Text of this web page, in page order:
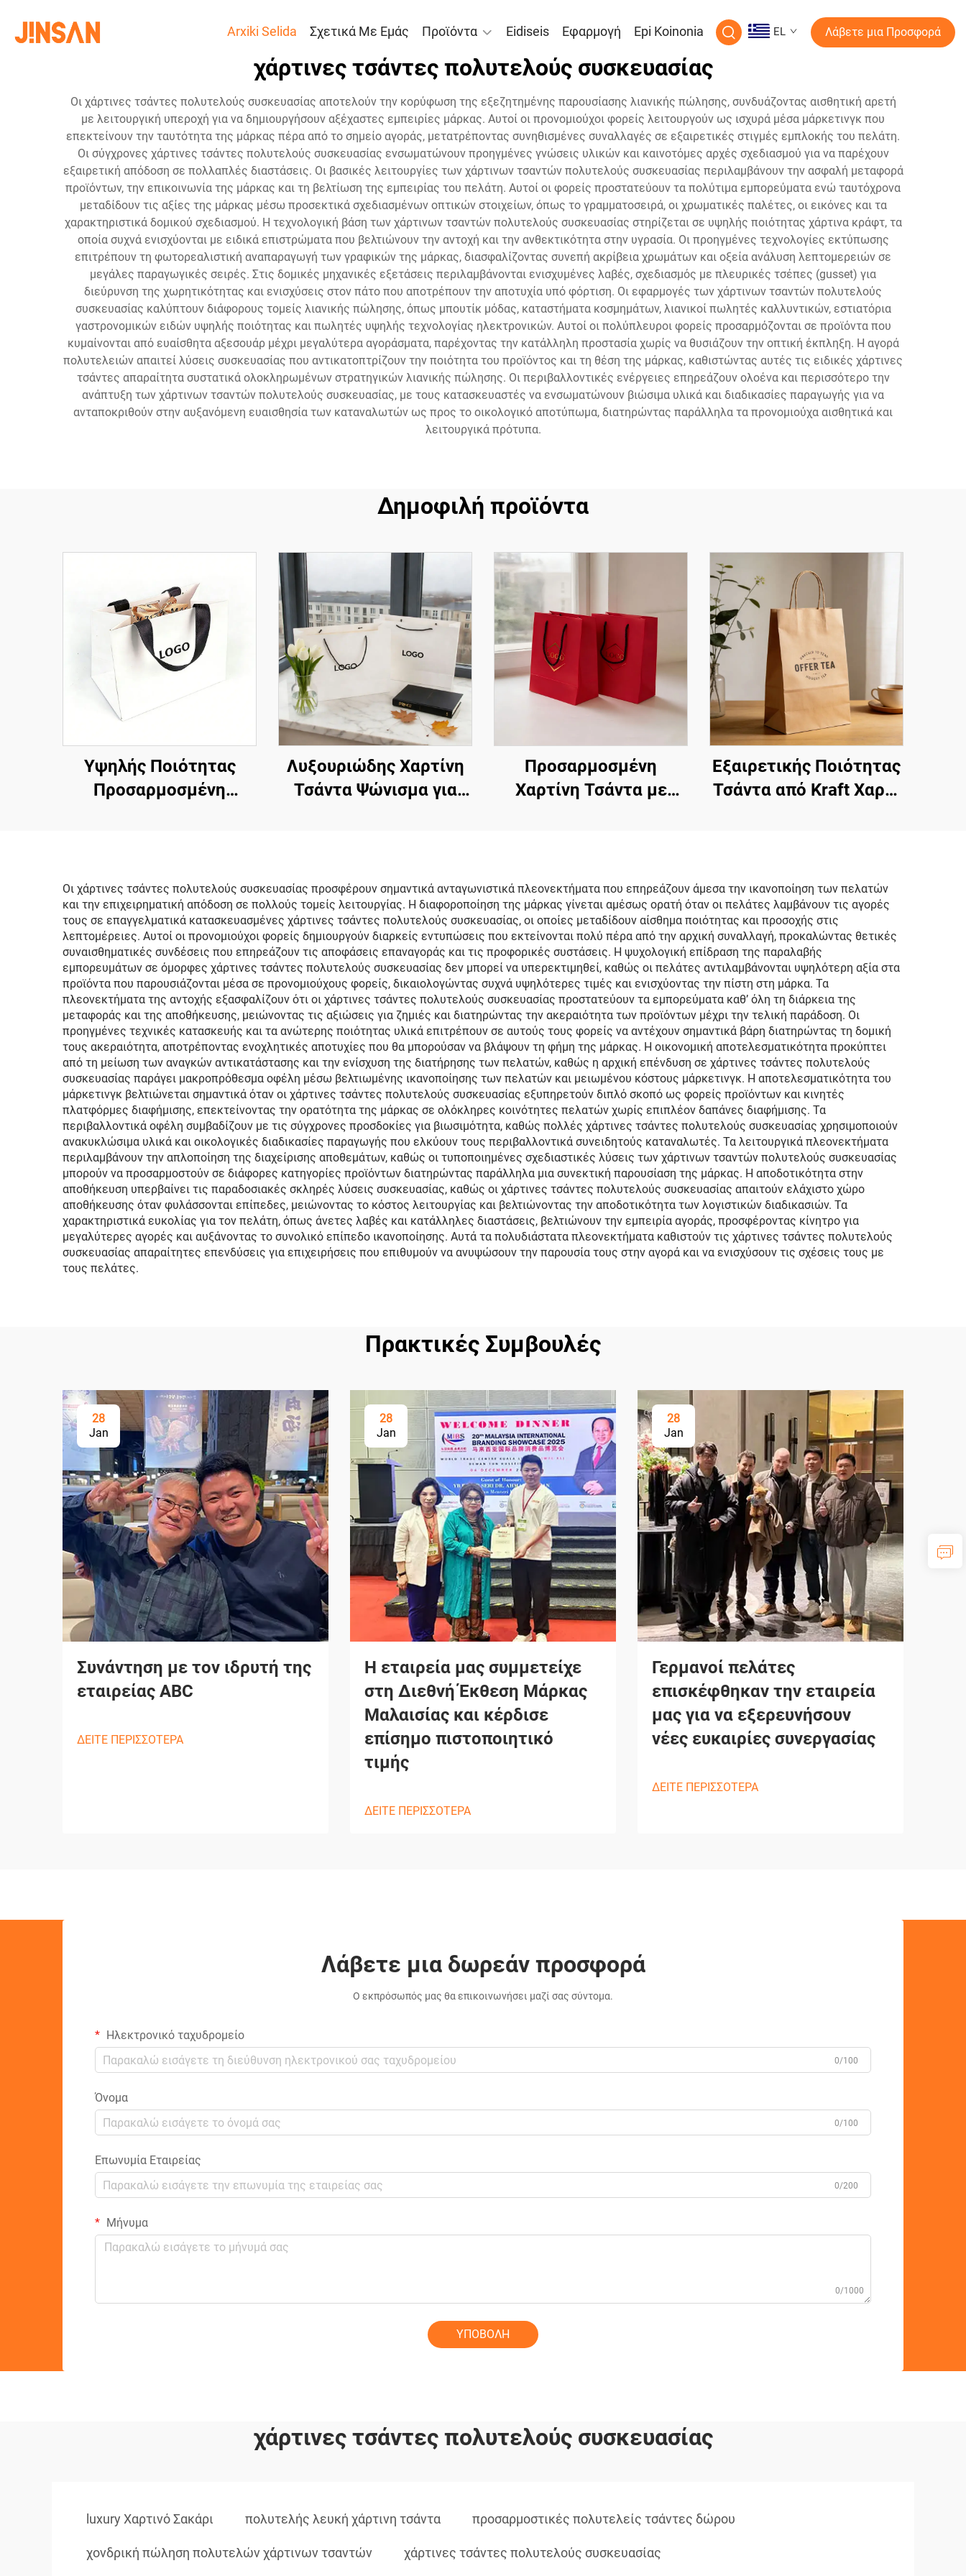
Arxiki Selida Σχετικά Με Εμάς Προϊόντα Eidiseis Εφαρμογή Epi Koinonia EL Λάβετε μια Προσφορά
χάρτινες τσάντες πολυτελούς συσκευασίας
Οι χάρτινες τσάντες πολυτελούς συσκευασίας αποτελούν την κορύφωση της εξεζητημένης παρουσίασης λιανικής πώλησης, συνδυάζοντας αισθητική αρετή
με λειτουργική υπεροχή για να δημιουργήσουν αξέχαστες εμπειρίες μάρκας. Αυτοί οι προνομιούχοι φορείς λειτουργούν ως ισχυρά μέσα μάρκετινγκ που
επεκτείνουν την ταυτότητα της μάρκας πέρα από το σημείο αγοράς, μετατρέποντας συνηθισμένες συναλλαγές σε εξαιρετικές στιγμές εμπλοκής του πελάτη.
Οι σύγχρονες χάρτινες τσάντες πολυτελούς συσκευασίας ενσωματώνουν προηγμένες γνώσεις υλικών και καινοτόμες αρχές σχεδιασμού για να παρέχουν
εξαιρετική απόδοση σε πολλαπλές διαστάσεις. Οι βασικές λειτουργίες των χάρτινων τσαντών πολυτελούς συσκευασίας περιλαμβάνουν την ασφαλή μεταφορά
προϊόντων, την επικοινωνία της μάρκας και τη βελτίωση της εμπειρίας του πελάτη. Αυτοί οι φορείς προστατεύουν τα πολύτιμα εμπορεύματα ενώ ταυτόχρονα
μεταδίδουν τις αξίες της μάρκας μέσω προσεκτικά σχεδιασμένων οπτικών στοιχείων, όπως το γραμματοσειρά, οι χρωματικές παλέτες, οι εικόνες και τα
χαρακτηριστικά δομικού σχεδιασμού. Η τεχνολογική βάση των χάρτινων τσαντών πολυτελούς συσκευασίας στηρίζεται σε υψηλής ποιότητας χάρτινα κράφτ, τα
οποία συχνά ενισχύονται με ειδικά επιστρώματα που βελτιώνουν την αντοχή και την ανθεκτικότητα στην υγρασία. Οι προηγμένες τεχνολογίες εκτύπωσης
επιτρέπουν τη φωτορεαλιστική αναπαραγωγή των γραφικών της μάρκας, διασφαλίζοντας συνεπή ακρίβεια χρωμάτων και οξεία ανάλυση λεπτομερειών σε
μεγάλες παραγωγικές σειρές. Στις δομικές μηχανικές εξετάσεις περιλαμβάνονται ενισχυμένες λαβές, σχεδιασμός με πλευρικές τσέπες (gusset) για
διεύρυνση της χωρητικότητας και ενισχύσεις στον πάτο που αποτρέπουν την αποτυχία υπό φόρτιση. Οι εφαρμογές των χάρτινων τσαντών πολυτελούς
συσκευασίας καλύπτουν διάφορους τομείς λιανικής πώλησης, όπως μπουτίκ μόδας, καταστήματα κοσμημάτων, λιανικοί πωλητές καλλυντικών, εστιατόρια
γαστρονομικών ειδών υψηλής ποιότητας και πωλητές υψηλής τεχνολογίας ηλεκτρονικών. Αυτοί οι πολύπλευροι φορείς προσαρμόζονται σε προϊόντα που
κυμαίνονται από ευαίσθητα αξεσουάρ μέχρι μεγαλύτερα αγοράσματα, παρέχοντας την κατάλληλη προστασία χωρίς να θυσιάζουν την οπτική έκπληξη. Η αγορά
πολυτελειών απαιτεί λύσεις συσκευασίας που αντικατοπτρίζουν την ποιότητα του προϊόντος και τη θέση της μάρκας, καθιστώντας αυτές τις ειδικές χάρτινες
τσάντες απαραίτητα συστατικά ολοκληρωμένων στρατηγικών λιανικής πώλησης. Οι περιβαλλοντικές ενέργειες επηρεάζουν ολοένα και περισσότερο την
ανάπτυξη των χάρτινων τσαντών πολυτελούς συσκευασίας, με τους κατασκευαστές να ενσωματώνουν βιώσιμα υλικά και διαδικασίες παραγωγής για να
ανταποκριθούν στην αυξανόμενη ευαισθησία των καταναλωτών ως προς το οικολογικό αποτύπωμα, διατηρώντας παράλληλα τα προνομιούχα αισθητικά και
λειτουργικά πρότυπα.
Δημοφιλή προϊόντα
Υψηλής Ποιότητας
Προσαρμοσμένη
Προσαρμοσμένες
Τσάντες Συσκευασίας
Ρούχων και
Παπουτσιών
Λυξουριώδης Χαρτίνη
Τσάντα Ψώνισμα για
Τσάντα Δώρου, Τσάντα
Μπουτίκ, Υψηλής
Ποιότητας, Οικολογική
Προσαρμοσμένη
Χαρτίνη Τσάντα
Προσαρμοσμένη
Χαρτίνη Τσάντα με
Χαρτίνη Τσάντα
Καλλυντικών,
Κοσμημάτων, Ψώνισμα
Εξαιρετικής Ποιότητας
Τσάντα από Kraft Χαρτί
Ανακυκλώσιμες
Οικολογικές Τσάντες
από Kraft Χαρτί
Οι χάρτινες τσάντες πολυτελούς συσκευασίας προσφέρουν σημαντικά ανταγωνιστικά πλεονεκτήματα που επηρεάζουν άμεσα την ικανοποίηση των πελατών
και την επιχειρηματική απόδοση σε πολλούς τομείς λειτουργίας. Η διαφοροποίηση της μάρκας γίνεται αμέσως ορατή όταν οι πελάτες λαμβάνουν τις αγορές
τους σε επαγγελματικά κατασκευασμένες χάρτινες τσάντες πολυτελούς συσκευασίας, οι οποίες μεταδίδουν αίσθημα ποιότητας και προσοχής στις
λεπτομέρειες. Αυτοί οι προνομιούχοι φορείς δημιουργούν διαρκείς εντυπώσεις που εκτείνονται πολύ πέρα από την αρχική συναλλαγή, προκαλώντας θετικές
συναισθηματικές συνδέσεις που επηρεάζουν τις αποφάσεις επαναγοράς και τις προφορικές συστάσεις. Η ψυχολογική επίδραση της παραλαβής
εμπορευμάτων σε όμορφες χάρτινες τσάντες πολυτελούς συσκευασίας δεν μπορεί να υπερεκτιμηθεί, καθώς οι πελάτες αντιλαμβάνονται υψηλότερη αξία στα
προϊόντα που παρουσιάζονται μέσα σε προνομιούχους φορείς, δικαιολογώντας συχνά υψηλότερες τιμές και ενισχύοντας την πίστη στη μάρκα. Τα
πλεονεκτήματα της αντοχής εξασφαλίζουν ότι οι χάρτινες τσάντες πολυτελούς συσκευασίας προστατεύουν τα εμπορεύματα καθ’ όλη τη διάρκεια της
μεταφοράς και της αποθήκευσης, μειώνοντας τις αξιώσεις για ζημιές και διατηρώντας την ακεραιότητα των προϊόντων μέχρι την τελική παράδοση. Οι
προηγμένες τεχνικές κατασκευής και τα ανώτερης ποιότητας υλικά επιτρέπουν σε αυτούς τους φορείς να αντέχουν σημαντικά βάρη διατηρώντας τη δομική
τους ακεραιότητα, αποτρέποντας ενοχλητικές αποτυχίες που θα μπορούσαν να βλάψουν τη φήμη της μάρκας. Η οικονομική αποτελεσματικότητα προκύπτει
από τη μείωση των αναγκών αντικατάστασης και την ενίσχυση της διατήρησης των πελατών, καθώς η αρχική επένδυση σε χάρτινες τσάντες πολυτελούς
συσκευασίας παράγει μακροπρόθεσμα οφέλη μέσω βελτιωμένης ικανοποίησης των πελατών και μειωμένου κόστους μάρκετινγκ. Η αποτελεσματικότητα του
μάρκετινγκ βελτιώνεται σημαντικά όταν οι χάρτινες τσάντες πολυτελούς συσκευασίας εξυπηρετούν διπλό σκοπό ως φορείς προϊόντων και κινητές
πλατφόρμες διαφήμισης, επεκτείνοντας την ορατότητα της μάρκας σε ολόκληρες κοινότητες πελατών χωρίς επιπλέον δαπάνες διαφήμισης. Τα
περιβαλλοντικά οφέλη συμβαδίζουν με τις σύγχρονες προσδοκίες για βιωσιμότητα, καθώς πολλές χάρτινες τσάντες πολυτελούς συσκευασίας χρησιμοποιούν
ανακυκλώσιμα υλικά και οικολογικές διαδικασίες παραγωγής που ελκύουν τους περιβαλλοντικά συνειδητούς καταναλωτές. Τα λειτουργικά πλεονεκτήματα
περιλαμβάνουν την απλοποίηση της διαχείρισης αποθεμάτων, καθώς οι τυποποιημένες σχεδιαστικές λύσεις των χάρτινων τσαντών πολυτελούς συσκευασίας
μπορούν να προσαρμοστούν σε διάφορες κατηγορίες προϊόντων διατηρώντας παράλληλα μια συνεκτική παρουσίαση της μάρκας. Η αποδοτικότητα στην
αποθήκευση υπερβαίνει τις παραδοσιακές σκληρές λύσεις συσκευασίας, καθώς οι χάρτινες τσάντες πολυτελούς συσκευασίας απαιτούν ελάχιστο χώρο
αποθήκευσης όταν φυλάσσονται επίπεδες, μειώνοντας το κόστος λειτουργίας και βελτιώνοντας την αποδοτικότητα των λογιστικών διαδικασιών. Τα
χαρακτηριστικά ευκολίας για τον πελάτη, όπως άνετες λαβές και κατάλληλες διαστάσεις, βελτιώνουν την εμπειρία αγοράς, προσφέροντας κίνητρο για
μεγαλύτερες αγορές και αυξάνοντας το συνολικό επίπεδο ικανοποίησης. Αυτά τα πολυδιάστατα πλεονεκτήματα καθιστούν τις χάρτινες τσάντες πολυτελούς
συσκευασίας απαραίτητες επενδύσεις για επιχειρήσεις που επιθυμούν να ανυψώσουν την παρουσία τους στην αγορά και να ενισχύσουν τις σχέσεις τους με
τους πελάτες.
Πρακτικές Συμβουλές
28
Jan
Συνάντηση με τον ιδρυτή της
εταιρείας ABC
ΔΕΙΤΕ ΠΕΡΙΣΣΟΤΕΡΑ
28
Jan
Η εταιρεία μας συμμετείχε
στη Διεθνή Έκθεση Μάρκας
Μαλαισίας και κέρδισε
επίσημο πιστοποιητικό
τιμής
ΔΕΙΤΕ ΠΕΡΙΣΣΟΤΕΡΑ
28
Jan
Γερμανοί πελάτες
επισκέφθηκαν την εταιρεία
μας για να εξερευνήσουν
νέες ευκαιρίες συνεργασίας
ΔΕΙΤΕ ΠΕΡΙΣΣΟΤΕΡΑ
Λάβετε μια δωρεάν προσφορά
Ο εκπρόσωπός μας θα επικοινωνήσει μαζί σας σύντομα.
Ηλεκτρονικό ταχυδρομείο
0/100
Όνομα
0/100
Επωνυμία Εταιρείας
0/200
Μήνυμα
0/1000
ΥΠΟΒΟΛΗ
χάρτινες τσάντες πολυτελούς συσκευασίας
luxury Χαρτινό Σακάρι πολυτελής λευκή χάρτινη τσάντα προσαρμοστικές πολυτελείς τσάντες δώρου
χονδρική πώληση πολυτελών χάρτινων τσαντών χάρτινες τσάντες πολυτελούς συσκευασίας